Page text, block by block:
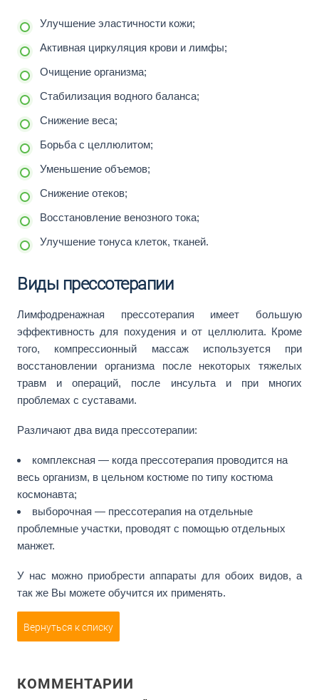
Улучшение эластичности кожи;
Активная циркуляция крови и лимфы;
Очищение организма;
Стабилизация водного баланса;
Снижение веса;
Борьба с целлюлитом;
Уменьшение объемов;
Снижение отеков;
Восстановление венозного тока;
Улучшение тонуса клеток, тканей.
Виды прессотерапии
Лимфодренажная прессотерапия имеет большую
эффективность для похудения и от целлюлита. Кроме
того, компрессионный массаж используется при
восстановлении организма после некоторых тяжелых
травм и операций, после инсульта и при многих
проблемах с суставами.
Различают два вида прессотерапии:
комплексная — когда прессотерапия проводится на
весь организм, в цельном костюме по типу костюма
космонавта;
выборочная — прессотерапия на отдельные
проблемные участки, проводят с помощью отдельных
манжет.
У нас можно приобрести аппараты для обоих видов, а
так же Вы можете обучится их применять.
Вернуться к списку
КОММЕНТАРИИ